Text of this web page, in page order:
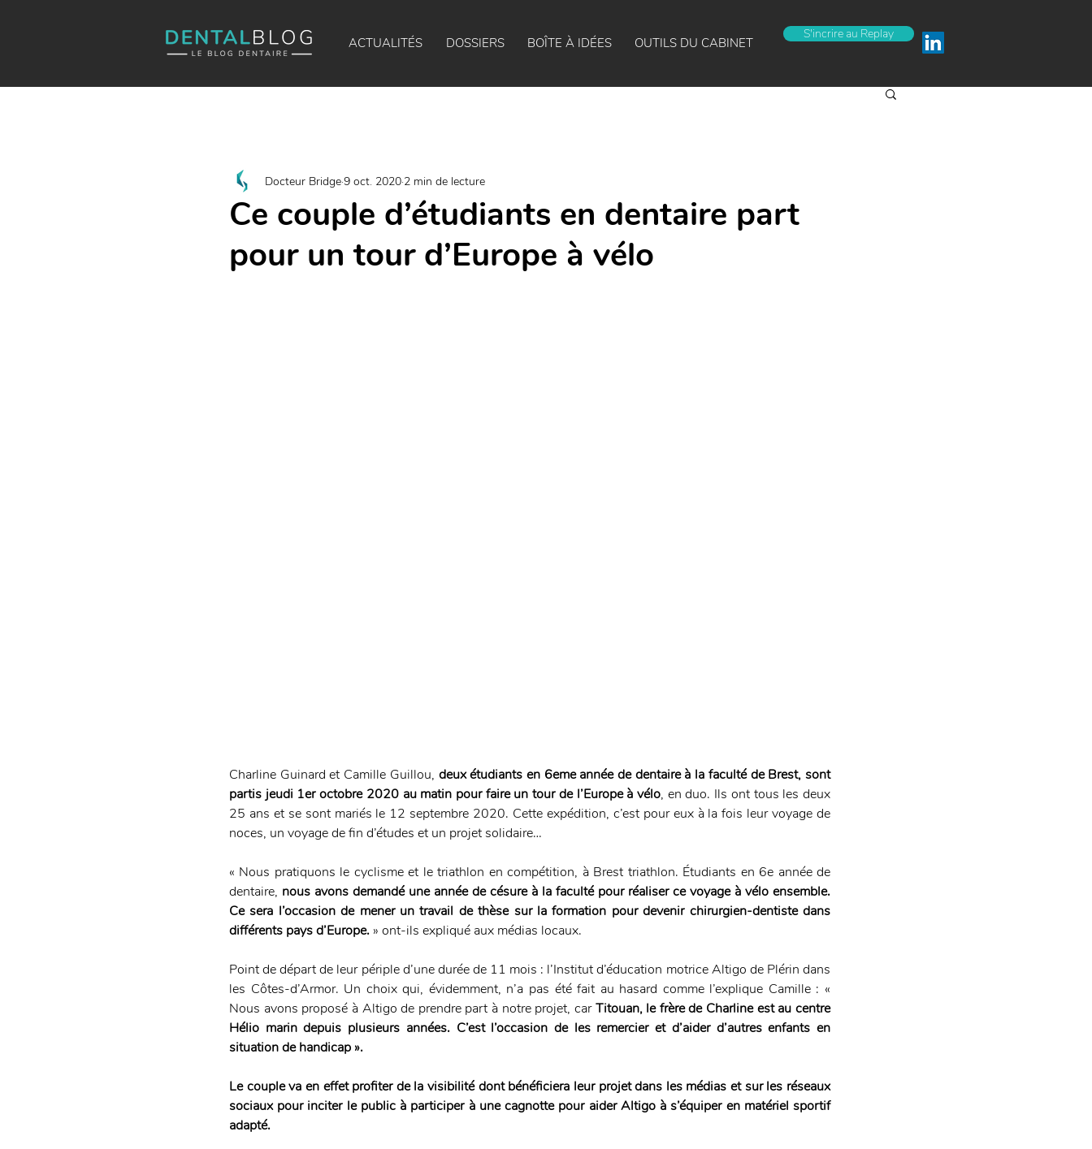
ACTUALITÉS DOSSIERS BOÎTE À IDÉES OUTILS DU CABINET
S'incrire au Replay
Ce couple d’étudiants en dentaire part
pour un tour d’Europe à vélo
Docteur Bridge9 oct. 2020 2 min de lecture
Charline Guinard et Camille Guillou, deux étudiants en 6eme année de dentaire à la faculté de Brest, sont
partis jeudi 1er octobre 2020 au matin pour faire un tour de l’Europe à vélo, en duo. Ils ont tous les deux
25 ans et se sont mariés le 12 septembre 2020. Cette expédition, c’est pour eux à la fois leur voyage de
noces, un voyage de fin d’études et un projet solidaire…
« Nous pratiquons le cyclisme et le triathlon en compétition, à Brest triathlon. Étudiants en 6e année de
dentaire, nous avons demandé une année de césure à la faculté pour réaliser ce voyage à vélo ensemble.
Ce sera l’occasion de mener un travail de thèse sur la formation pour devenir chirurgien-dentiste dans
différents pays d’Europe. » ont-ils expliqué aux médias locaux.
Point de départ de leur périple d’une durée de 11 mois : l’Institut d’éducation motrice Altigo de Plérin dans
les Côtes-d’Armor. Un choix qui, évidemment, n’a pas été fait au hasard comme l’explique Camille : «
Nous avons proposé à Altigo de prendre part à notre projet, car Titouan, le frère de Charline est au centre
Hélio marin depuis plusieurs années. C’est l’occasion de les remercier et d’aider d’autres enfants en
situation de handicap ».
Le couple va en effet profiter de la visibilité dont bénéficiera leur projet dans les médias et sur les réseaux
sociaux pour inciter le public à participer à une cagnotte pour aider Altigo à s’équiper en matériel sportif
adapté.